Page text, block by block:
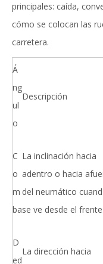
principales: caída,
cómo se colocan las
carretera.
Á
ng
ul
o
Descripción
C
o
m
ba
La inclinación hacia
adentro o hacia
del neumático
se ve desde el frente.
D
ed
La dirección hacia